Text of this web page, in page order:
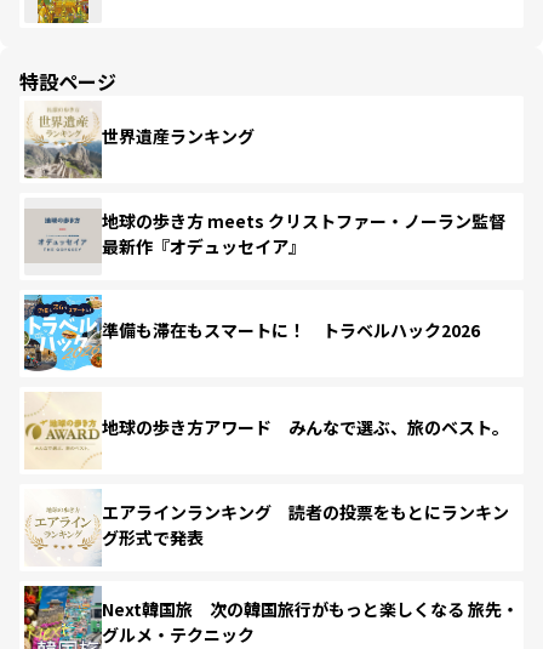
特設ページ
世界遺産ランキング
地球の歩き方 meets クリストファー・ノーラン監督
最新作『オデュッセイア』
準備も滞在もスマートに！ トラベルハック2026
地球の歩き方アワード みんなで選ぶ、旅のベスト。
エアラインランキング 読者の投票をもとにランキン
グ形式で発表
Next韓国旅 次の韓国旅行がもっと楽しくなる 旅先・
グルメ・テクニック